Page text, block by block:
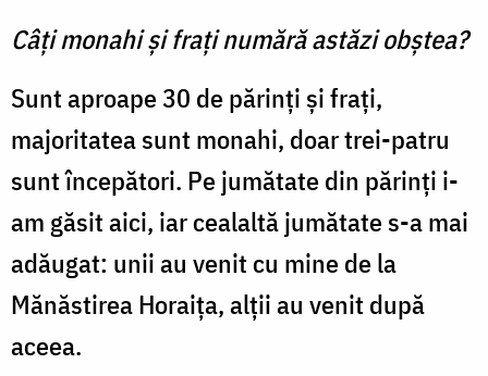
Câți monahi și frați numără astăzi obștea?
Sunt aproape 30 de părinți și frați,
majoritatea sunt monahi, doar trei-patru
sunt începători. Pe jumătate din părinți i-
am găsit aici, iar cealaltă jumătate s-a mai
adăugat: unii au venit cu mine de la
Mănăstirea Horaița, alții au venit după
aceea.